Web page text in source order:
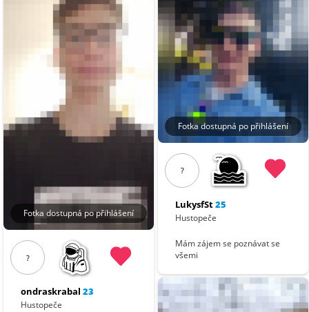
Fotka dostupná po přihlášení
?
ondraskrabal 23
Hustopeče
Fotka dostupná po přihlášení
?
LukysfSt25
Hustopeče
Mám zájem se poznávat se
všemi